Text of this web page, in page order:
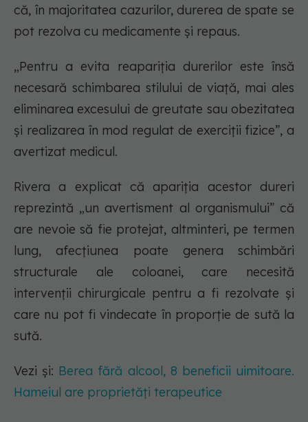
că, în majoritatea cazurilor, durerea de spate se
pot rezolva cu medicamente şi repaus.
„Pentru a evita reapariţia durerilor este însă
necesară schimbarea stilului de viaţă, mai ales
eliminarea excesului de greutate sau obezitatea
şi realizarea în mod regulat de exerciţii fizice”, a
avertizat medicul.
Rivera a explicat că apariţia acestor dureri
reprezintă „un avertisment al organismului” că
are nevoie să fie protejat, altminteri, pe termen
lung, afecţiunea poate genera schimbări
structurale ale coloanei, care necesită
intervenţii chirurgicale pentru a fi rezolvate şi
care nu pot fi vindecate în proporţie de sută la
sută.
Vezi și: Berea fără alcool, 8 beneficii uimitoare.
Hameiul are proprietăți terapeutice